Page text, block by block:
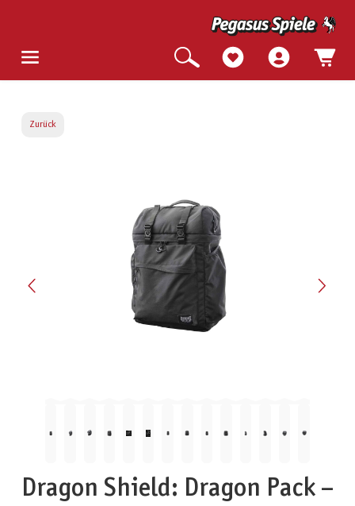
Zurück
Dragon Shield: Dragon Pack –